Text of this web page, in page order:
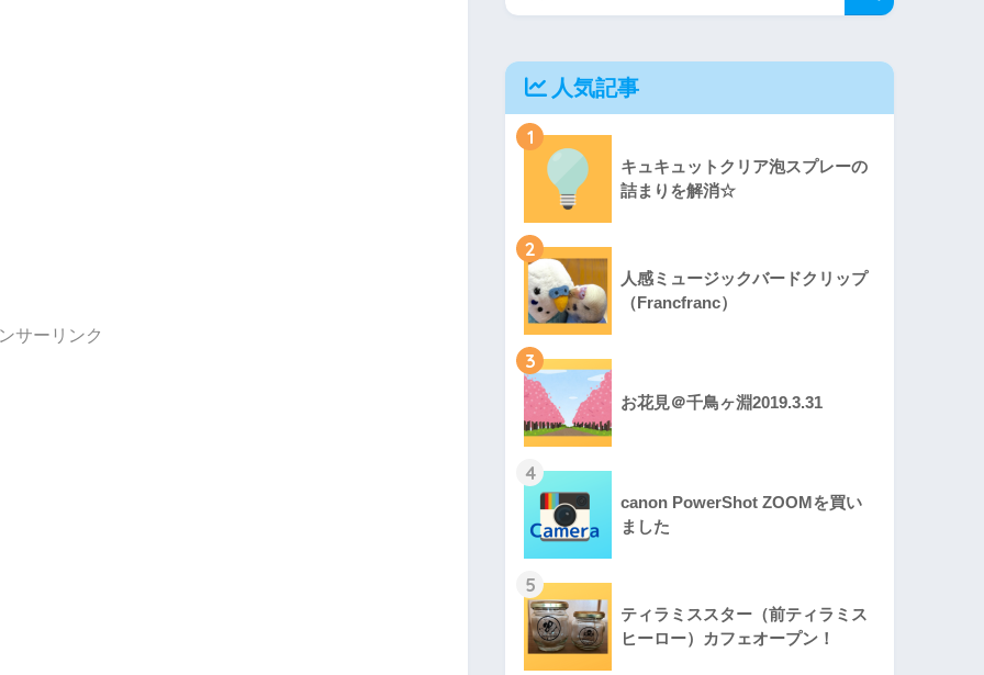
サーリンク
人気記事
1
キュキュットクリア泡スプレーの
詰まりを解消☆
2
人感ミュージックバードクリップ
（Francfranc）
3
お花見＠千鳥ヶ淵2019.3.31
4
canon PowerShot ZOOMを買い
ました
5
ティラミススター（前ティラミス
ヒーロー）カフェオープン！